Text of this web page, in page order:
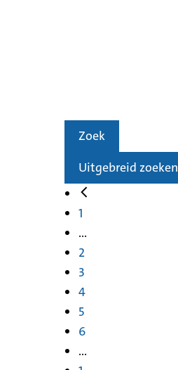
Zoek
Uitgebreid zoeken
1
...
2
3
4
5
6
...